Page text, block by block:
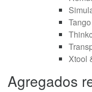
Tango
Xtool
Agregados